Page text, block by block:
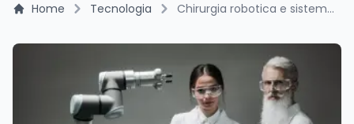
Home Tecnologia Chirurgia robotica e sistema Da Vinci: vantaggi, struttura e limiti